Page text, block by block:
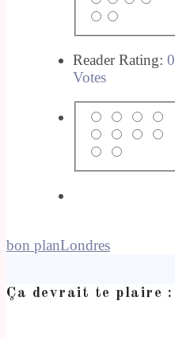
Reader Rating: 0
Votes
bon planLondres
Ça devrait te plaire :